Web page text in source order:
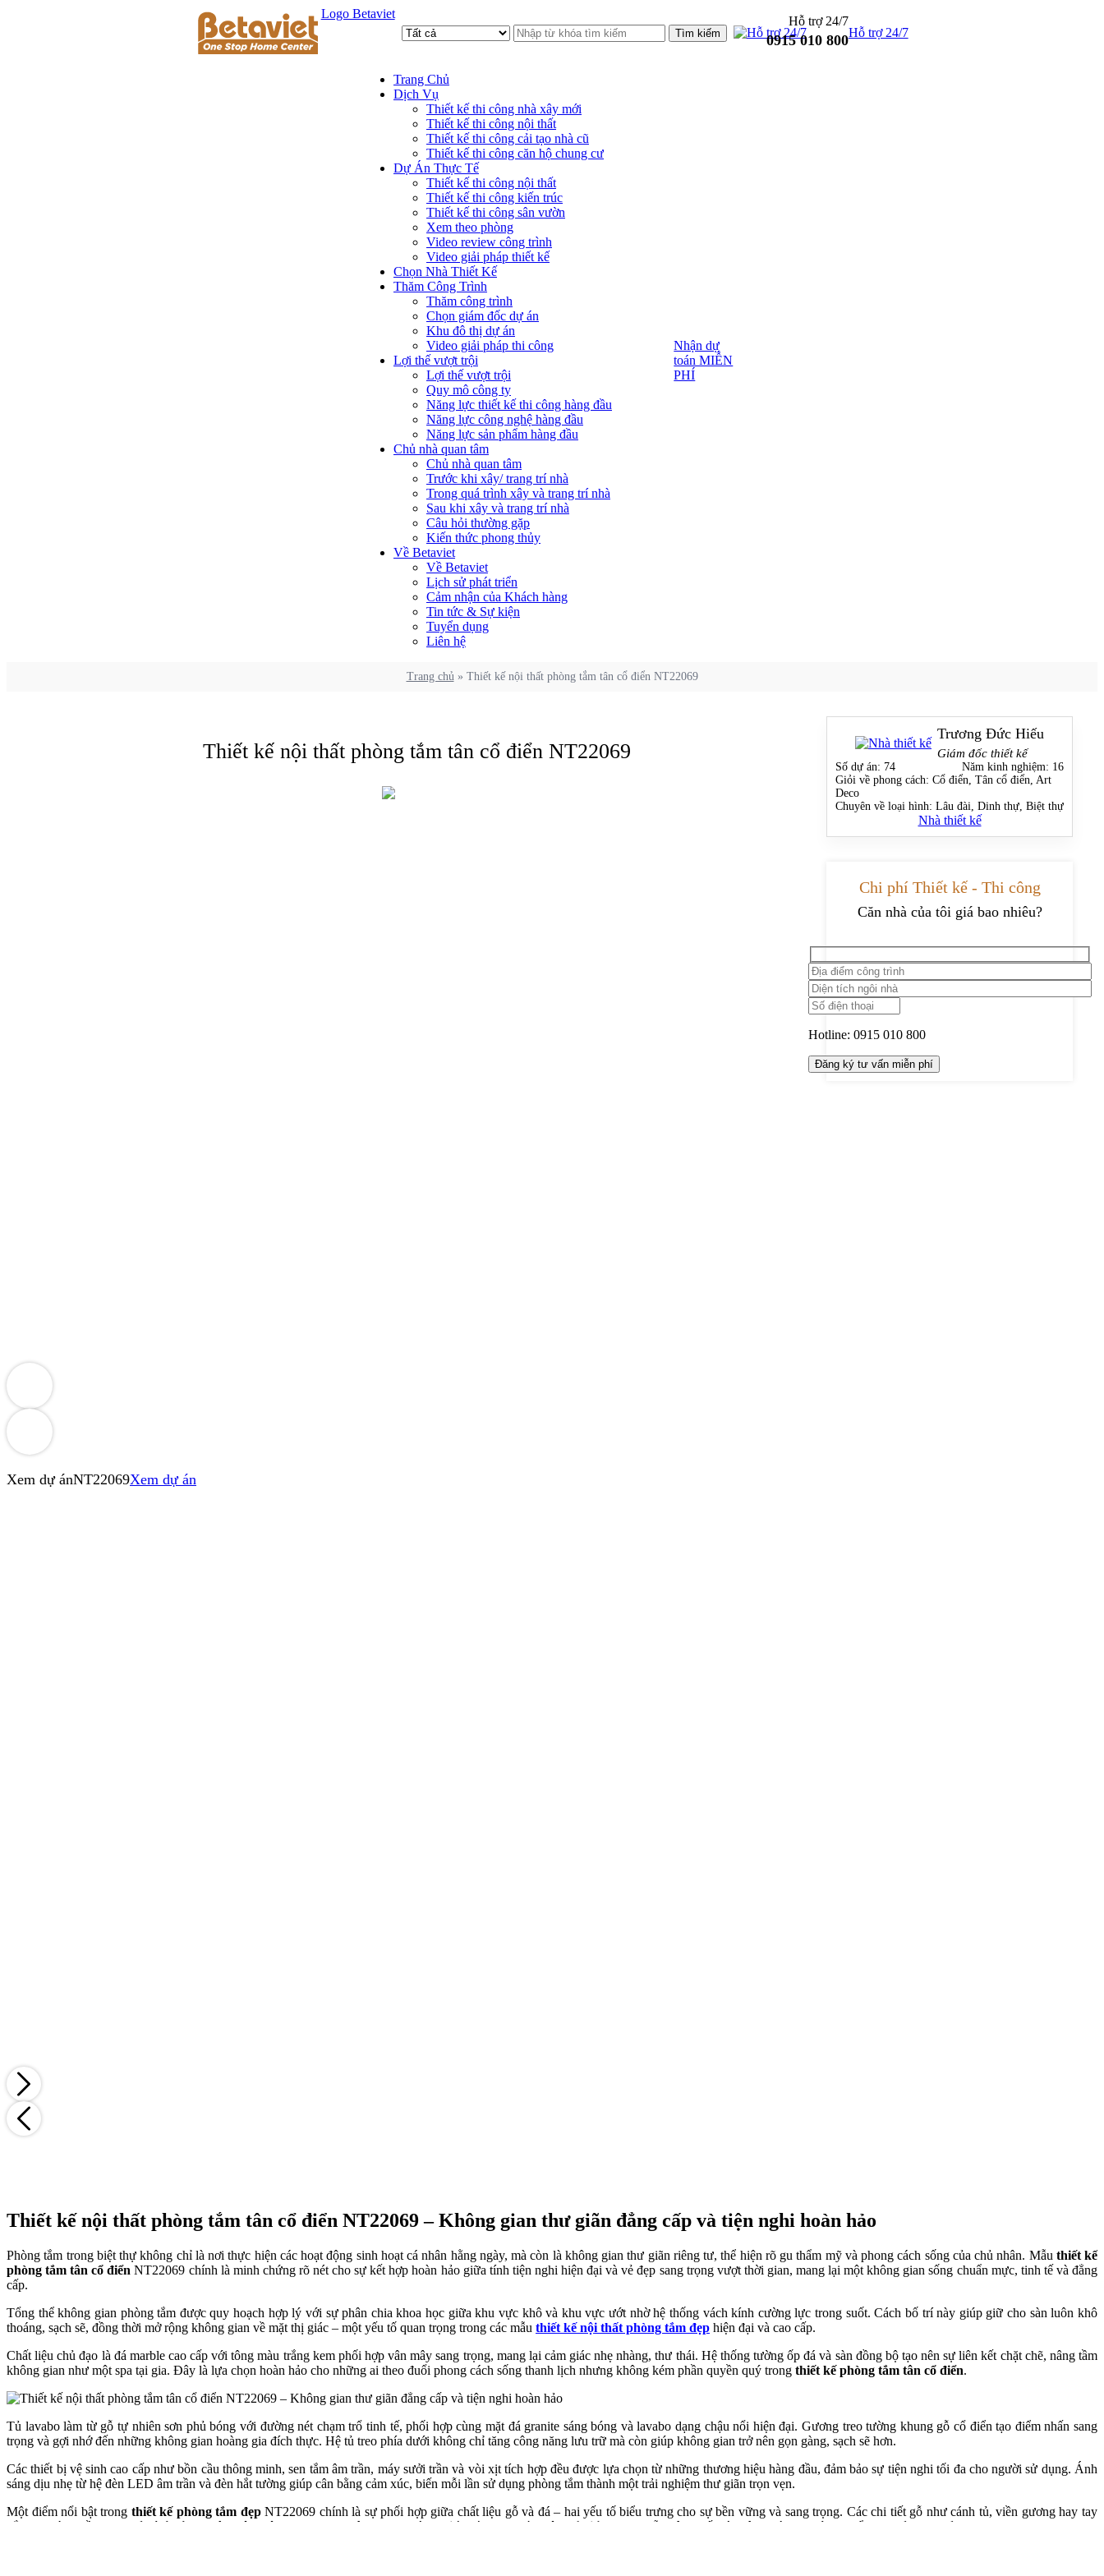
Logo Betaviet
Hỗ trợ 24/7
0915 010 800Hỗ trợ 24/7
Trang Chủ
Dịch Vụ
Thiết kế thi công nhà xây mới
Thiết kế thi công nội thất
Thiết kế thi công cải tạo nhà cũ
Thiết kế thi công căn hộ chung cư
Dự Án Thực Tế
Thiết kế thi công nội thất
Thiết kế thi công kiến trúc
Thiết kế thi công sân vườn
Xem theo phòng
Video review công trình
Video giải pháp thiết kế
Chọn Nhà Thiết Kế
Thăm Công Trình
Thăm công trình
Chọn giám đốc dự án
Khu đô thị dự án
Video giải pháp thi công
Lợi thế vượt trội
Lợi thế vượt trội
Quy mô công ty
Năng lực thiết kế thi công hàng đầu
Năng lực công nghệ hàng đầu
Năng lực sản phẩm hàng đầu
Chủ nhà quan tâm
Chủ nhà quan tâm
Trước khi xây/ trang trí nhà
Trong quá trình xây và trang trí nhà
Sau khi xây và trang trí nhà
Câu hỏi thường gặp
Kiến thức phong thủy
Về Betaviet
Về Betaviet
Lịch sử phát triển
Cảm nhận của Khách hàng
Tin tức & Sự kiện
Tuyển dụng
Liên hệ
Nhận dự
toán MIỄN
PHÍ
Trang chủ» Thiết kế nội thất phòng tắm tân cổ điển NT22069
Thiết kế nội thất phòng tắm tân cổ điển NT22069
Trương Đức Hiếu
Giám đốc thiết kế
Số dự án: 74 Năm kinh nghiệm: 16
Giỏi về phong cách: Cổ điển, Tân cổ điển, Art
Deco
Chuyên về loại hình: Lâu đài, Dinh thự, Biệt thự
Nhà thiết kế
Chi phí Thiết kế - Thi công
Căn nhà của tôi giá bao nhiêu?
Hotline: 0915 010 800
Xem dự ánNT22069Xem dự án
Thiết kế nội thất phòng tắm tân cổ điển NT22069 – Không gian thư giãn đẳng cấp và tiện nghi hoàn hảo
Phòng tắm trong biệt thự không chỉ là nơi thực hiện các hoạt động sinh hoạt cá nhân hằng ngày, mà còn là không gian thư giãn riêng tư, thể hiện rõ gu thẩm mỹ và phong cách sống của chủ nhân. Mẫu thiết kế
phòng tắm tân cổ điển NT22069 chính là minh chứng rõ nét cho sự kết hợp hoàn hảo giữa tính tiện nghi hiện đại và vẻ đẹp sang trọng vượt thời gian, mang lại một không gian sống chuẩn mực, tinh tế và đẳng
cấp.
Tổng thể không gian phòng tắm được quy hoạch hợp lý với sự phân chia khoa học giữa khu vực khô và khu vực ướt nhờ hệ thống vách kính cường lực trong suốt. Cách bố trí này giúp giữ cho sàn luôn khô
thoáng, sạch sẽ, đồng thời mở rộng không gian về mặt thị giác – một yếu tố quan trọng trong các mẫu thiết kế nội thất phòng tắm đẹp hiện đại và cao cấp.
Chất liệu chủ đạo là đá marble cao cấp với tông màu trắng kem phối hợp vân mây sang trọng, mang lại cảm giác nhẹ nhàng, thư thái. Hệ thống tường ốp đá và sàn đồng bộ tạo nên sự liên kết chặt chẽ, nâng tầm
không gian như một spa tại gia. Đây là lựa chọn hoàn hảo cho những ai theo đuổi phong cách sống thanh lịch nhưng không kém phần quyền quý trong thiết kế phòng tắm tân cổ điển.
Tủ lavabo làm từ gỗ tự nhiên sơn phủ bóng với đường nét chạm trổ tinh tế, phối hợp cùng mặt đá granite sáng bóng và lavabo dạng chậu nổi hiện đại. Gương treo tường khung gỗ cổ điển tạo điểm nhấn sang
trọng và gợi nhớ đến những không gian hoàng gia đích thực. Hệ tủ treo phía dưới không chỉ tăng công năng lưu trữ mà còn giúp không gian trở nên gọn gàng, sạch sẽ hơn.
Các thiết bị vệ sinh cao cấp như bồn cầu thông minh, sen tắm âm trần, máy sưởi trần và vòi xịt tích hợp đều được lựa chọn từ những thương hiệu hàng đầu, đảm bảo sự tiện nghi tối đa cho người sử dụng. Ánh
sáng dịu nhẹ từ hệ đèn LED âm trần và đèn hắt tường giúp cân bằng cảm xúc, biến mỗi lần sử dụng phòng tắm thành một trải nghiệm thư giãn trọn vẹn.
Một điểm nổi bật trong thiết kế phòng tắm đẹpNT22069 chính là sự phối hợp giữa chất liệu gỗ và đá – hai yếu tố biểu trưng cho sự bền vững và sang trọng. Các chi tiết gỗ như cánh tủ, viền gương hay tay
nắm mạ vàng đều được xử lý tỉ mỉ, tạo nên một không gian mang đậm phong cách
thiết kế phòng tắm tân cổ điển
nhưng vẫn đậm chất cá nhân, phù hợp với gu thẩm mỹ của gia chủ.